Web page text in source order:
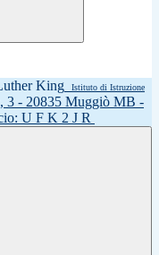
Istituto di Istruzione
3 - 20835 Muggiò MB -
U F K 2 J R